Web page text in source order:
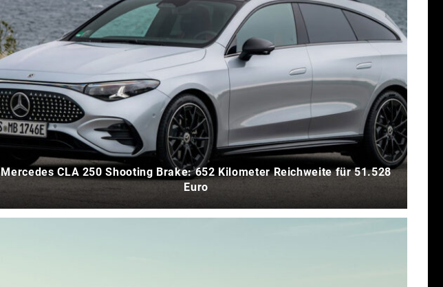
Mercedes CLA 250 Shooting Brake: 652 Kilometer Reichweite für 51.528
Euro